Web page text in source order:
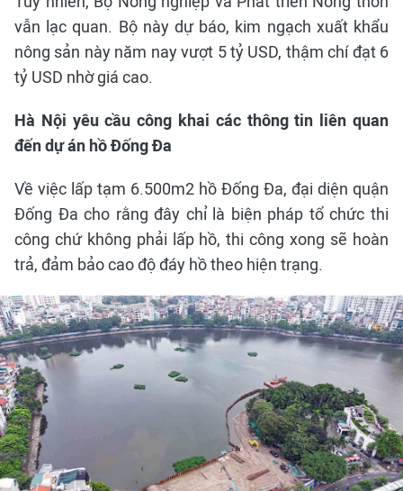
vẫn lạc quan. Bộ này dự báo, kim ngạch xuất khẩu
nông sản này năm nay vượt 5 tỷ USD, thậm chí đạt 6
tỷ USD nhờ giá cao.
Hà Nội yêu cầu công khai các thông tin liên quan
đến dự án hồ Đống Đa
Về việc lấp tạm 6.500m2 hồ Đống Đa, đại diện quận
Đống Đa cho rằng đây chỉ là biện pháp tổ chức thi
công chứ không phải lấp hồ, thi công xong sẽ hoàn
trả, đảm bảo cao độ đáy hồ theo hiện trạng.